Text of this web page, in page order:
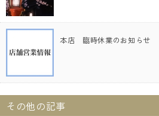
本店 臨時休業のお知らせ
その他の記事